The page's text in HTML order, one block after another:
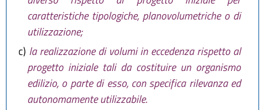
caratteristiche tipologiche, planovolumetriche o di
utilizzazione;
c) la realizzazione di volumi in eccedenza rispetto al
progetto iniziale tali da costituire un organismo
edilizio, o parte di esso, con specifica rilevanza ed
autonomamente utilizzabile.